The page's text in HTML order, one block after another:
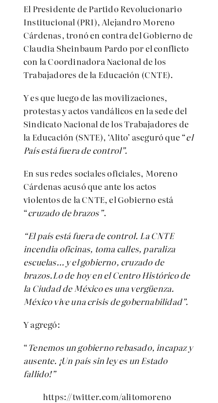
El Presidente de Partido Revolucionario
Institucional (PRI), Alejandro Moreno
Cárdenas, tronó en contra del Gobierno de
Claudia Sheinbaum Pardo por el conflicto
con la Coordinadora Nacional de los
Trabajadores de la Educación (CNTE).
Y es que luego de las movilizaciones,
protestas y actos vandálicos en la sede del
Sindicato Nacional de los Trabajadores de
la Educación (SNTE), ‘Alito’ aseguró que “el
País está fuera de control”.
En sus redes sociales oficiales, Moreno
Cárdenas acusó que ante los actos
violentos de la CNTE, el Gobierno está
“cruzado de brazos”.
“El país está fuera de control. La CNTE
incendia oficinas, toma calles, paraliza
escuelas… y el gobierno, cruzado de
brazos.Lo de hoy en el Centro Histórico de
la Ciudad de México es una vergüenza.
México vive una crisis de gobernabilidad”.
Y agregó:
“Tenemos un gobierno rebasado, incapaz y
ausente. ¡Un país sin ley es un Estado
fallido!”
https://twitter.com/alitomoreno